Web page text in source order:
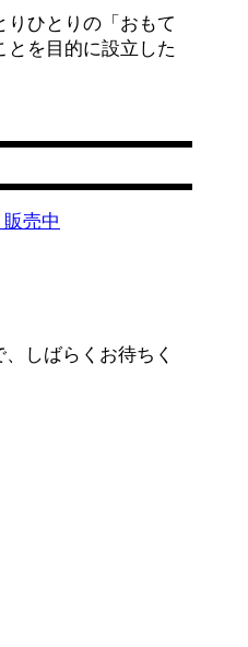
りひとりの「おもて
とを目的に設立した
売中
しばらくお待ちく